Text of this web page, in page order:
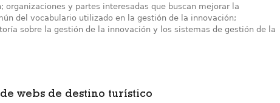
organizaciones y partes interesadas que buscan mejorar la
del vocabulario utilizado en la gestión de la innovación;
sobre la gestión de la innovación y los sistemas de gestión de la
webs de destino turístico